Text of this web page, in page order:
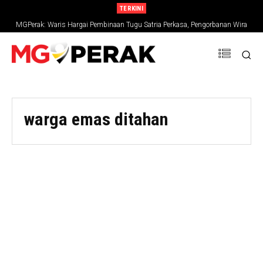
TERKINI
MGPerak: Waris Hargai Pembinaan Tugu Satria Perkasa, Pengorbanan Wira
Negara Terus Dikenang
warga emas ditahan